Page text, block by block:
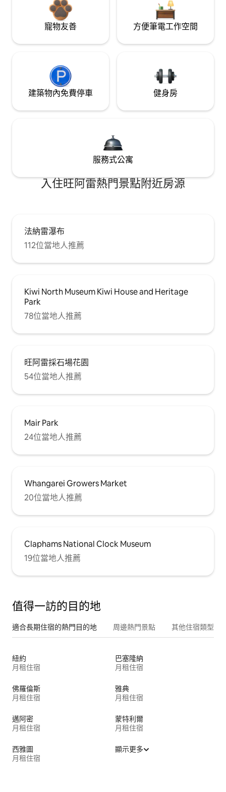
寵物友善 方便筆電工作空間
建築物內免費停車 健身房
服務式公寓
入住旺阿雷熱門景點附近房源
法納雷瀑布
112位當地人推薦
Kiwi North Museum Kiwi House and Heritage
Park
78位當地人推薦
旺阿雷採石場花園
54位當地人推薦
Mair Park
24位當地人推薦
Whangarei Growers Market
20位當地人推薦
Claphams National Clock Museum
19位當地人推薦
值得一訪的目的地
適合長期住宿的熱門目的地 周邊熱門景點 其他住宿類型
紐約
月租住宿
巴塞隆納
月租住宿
佛羅倫斯
月租住宿
雅典
月租住宿
邁阿密
月租住宿
蒙特利爾
月租住宿
西雅圖
月租住宿
顯示更多